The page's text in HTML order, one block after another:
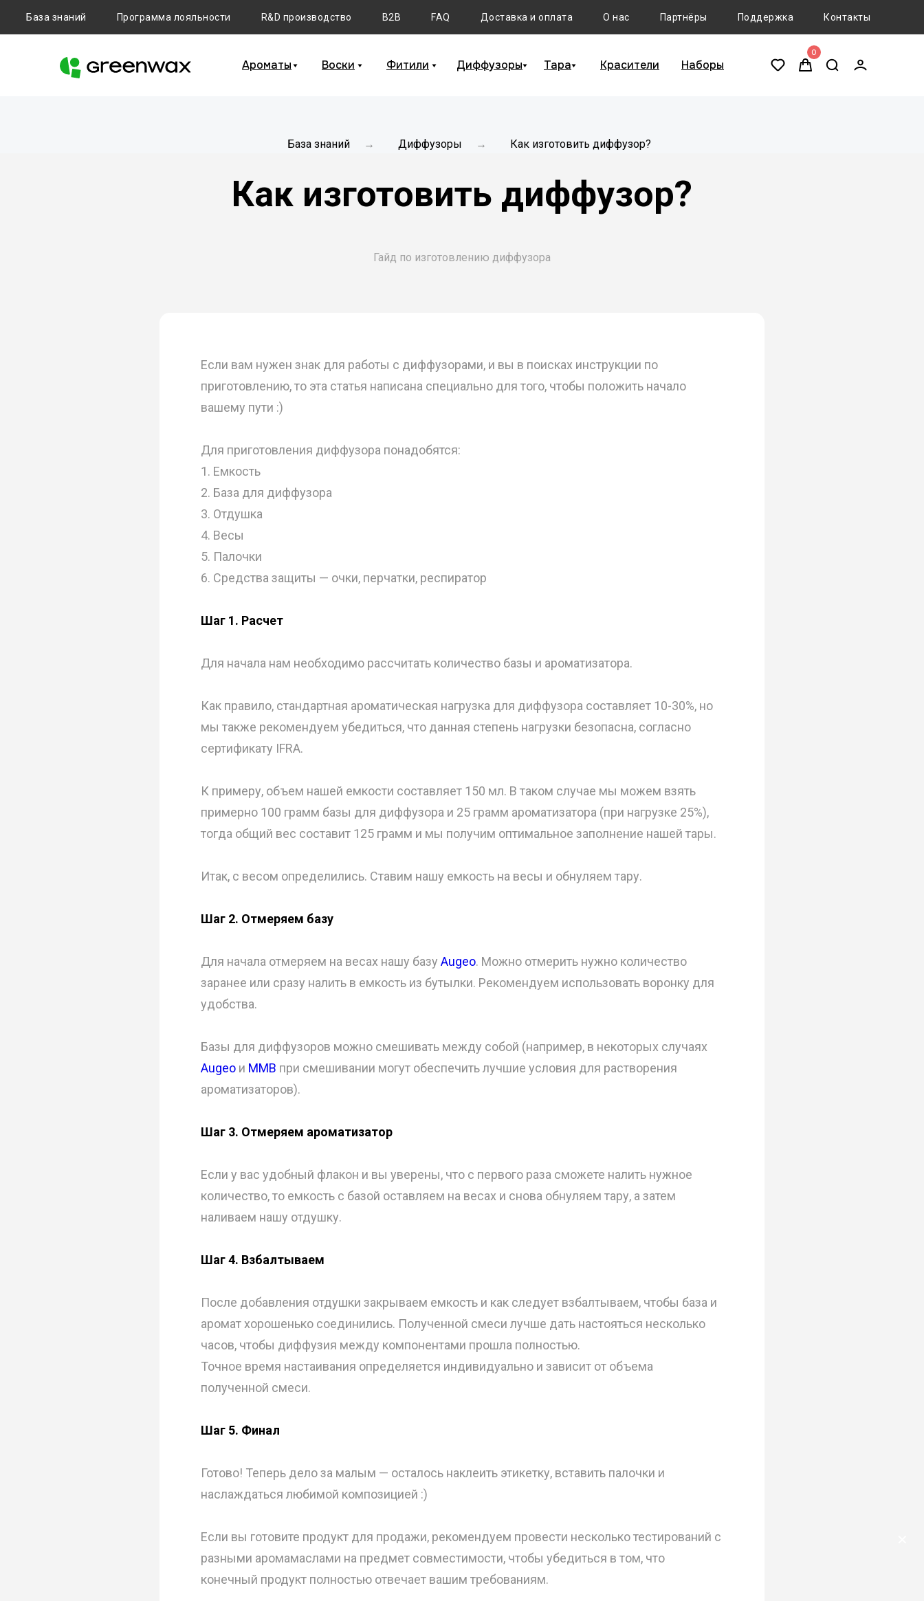
База знаний Программа лояльности R&D производство B2B FAQ Доставка и оплата О нас Партнёры Поддержка Контакты
0
Фитили Диффузоры Наборы
Ароматы Красители
Воски Тара
База знаний → Диффузоры → Как изготовить диффузор?
Как изготовить диффузор?
Гайд по изготовлению диффузора
Если вам нужен знак для работы с диффузорами, и вы в поисках инструкции по
приготовлению, то эта статья написана специально для того, чтобы положить начало
вашему пути :)
Для приготовления диффузора понадобятся:
1. Емкость
2. База для диффузора
3. Отдушка
4. Весы
5. Палочки
6. Средства защиты — очки, перчатки, респиратор
Шаг 1. Расчет
Для начала нам необходимо рассчитать количество базы и ароматизатора.
Как правило, стандартная ароматическая нагрузка для диффузора составляет 10-30%, но
мы также рекомендуем убедиться, что данная степень нагрузки безопасна, согласно
сертификату IFRA.
К примеру, объем нашей емкости составляет 150 мл. В таком случае мы можем взять
примерно 100 грамм базы для диффузора и 25 грамм ароматизатора (при нагрузке 25%),
тогда общий вес составит 125 грамм и мы получим оптимальное заполнение нашей тары.
Итак, с весом определились. Ставим нашу емкость на весы и обнуляем тару.
Шаг 2. Отмеряем базу
Для начала отмеряем на весах нашу базу Augeo. Можно отмерить нужно количество
заранее или сразу налить в емкость из бутылки. Рекомендуем использовать воронку для
удобства.
Базы для диффузоров можно смешивать между собой (например, в некоторых случаях
Augeo и MMB при смешивании могут обеспечить лучшие условия для растворения
ароматизаторов).
Шаг 3. Отмеряем ароматизатор
Если у вас удобный флакон и вы уверены, что с первого раза сможете налить нужное
количество, то емкость с базой оставляем на весах и снова обнуляем тару, а затем
наливаем нашу отдушку.
Шаг 4. Взбалтываем
После добавления отдушки закрываем емкость и как следует взбалтываем, чтобы база и
аромат хорошенько соединились. Полученной смеси лучше дать настояться несколько
часов, чтобы диффузия между компонентами прошла полностью.
Точное время настаивания определяется индивидуально и зависит от объема
полученной смеси.
Шаг 5. Финал
Готово! Теперь дело за малым — осталось наклеить этикетку, вставить палочки и
наслаждаться любимой композицией :)
Если вы готовите продукт для продажи, рекомендуем провести несколько тестирований с
разными аромамаслами на предмет совместимости, чтобы убедиться в том, что
конечный продукт полностью отвечает вашим требованиям.